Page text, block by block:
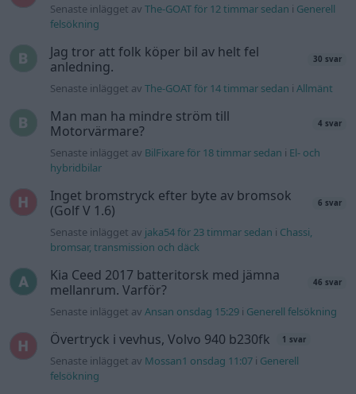
Senaste inlägget avThe-GOAT för 12 timmar sedan i Generell
felsökning
Jag tror att folk köper bil av helt fel
anledning.
30 svar
Senaste inlägget avThe-GOAT för 14 timmar sedan i Allmänt
Man man ha mindre ström till
Motorvärmare?
4 svar
Senaste inlägget av BilFixare för 18 timmar sedan i El- och
hybridbilar
Inget bromstryck efter byte av bromsok
(Golf V 1.6)
6 svar
Senaste inlägget av jaka54 för 23 timmar sedan i Chassi,
bromsar, transmission och däck
Kia Ceed 2017 batteritorsk med jämna
mellanrum. Varför?
46 svar
Senaste inlägget av Ansan onsdag 15:29 i Generell felsökning
Övertryck i vevhus, Volvo 940 b230fk 1 svar
Senaste inlägget av Mossan1 onsdag 11:07 i Generell
felsökning